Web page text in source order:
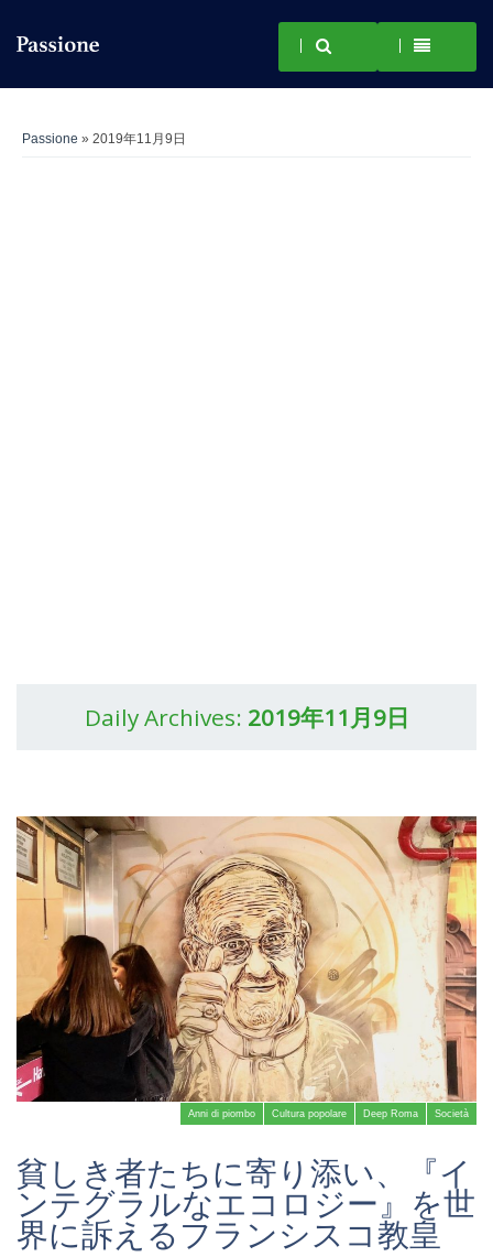
Passione » 2019年11月9日
Daily Archives: 2019年11月9日
Anni di piombo Cultura popolare Deep Roma Società
貧しき者たちに寄り添い、『イ
ンテグラルなエコロジー』を世
界に訴えるフランシスコ教皇